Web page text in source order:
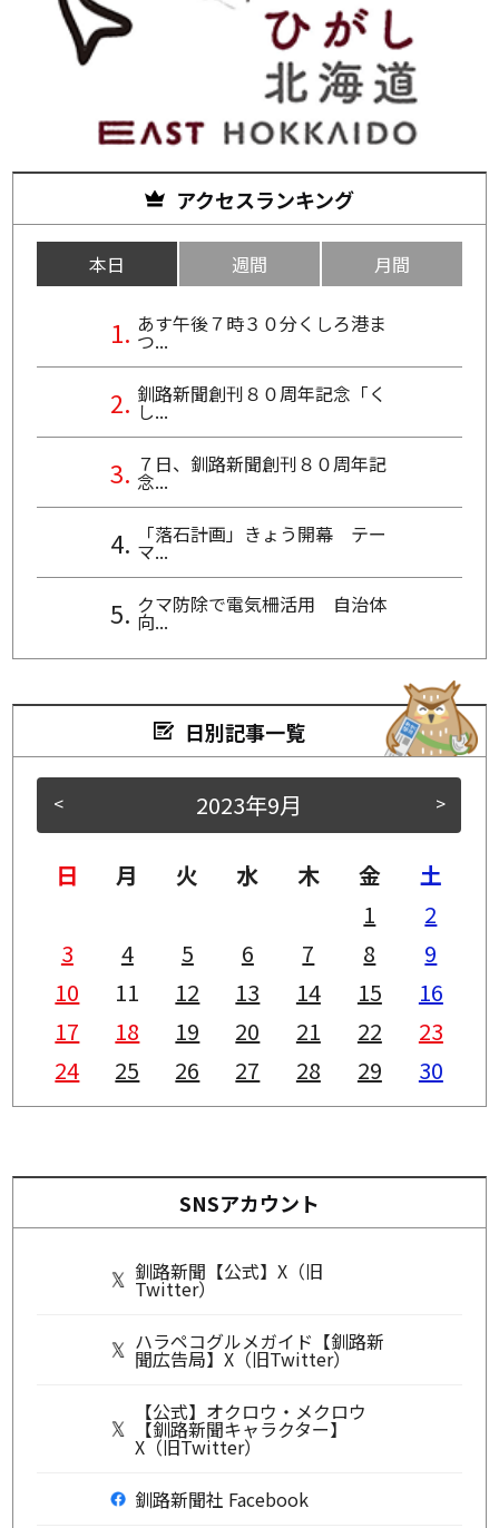
アクセスランキング
本日 週間 月間
あす午後７時３０分くしろ港ま
つ...
釧路新聞創刊８０周年記念「く
し...
７日、釧路新聞創刊８０周年記
念...
「落石計画」きょう開幕 テー
マ...
クマ防除で電気柵活用 自治体
向...
日別記事一覧
< >
2023年9月
日 月 火 水 木 金
土
1
2
3
4 5 6 7 8
9
10
11 12 13 14 15
16
17
18 19 20 21 22
23
24
25 26 27 28 29 30
SNSアカウント
釧路新聞【公式】X（旧
Twitter）
ハラペコグルメガイド【釧路新
聞広告局】X（旧Twitter）
【公式】オクロウ・メクロウ
【釧路新聞キャラクター】
X（旧Twitter）
釧路新聞社 Facebook